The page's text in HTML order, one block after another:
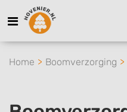
Home Boomverzorging